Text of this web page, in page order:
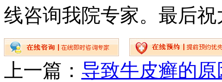
线咨询我院专家。最后
上一篇： 导致牛皮癣的